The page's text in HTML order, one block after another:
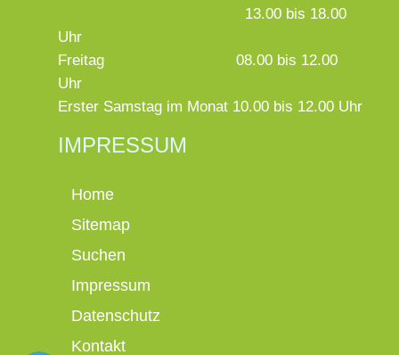
13.00 bis 18.00
Uhr
Freitag
08.00 bis 12.00
Uhr
Erster Samstag im Monat 10.00 bis 12.00 Uhr
IMPRESSUM
Home
Sitemap
Suchen
Impressum
Datenschutz
Kontakt